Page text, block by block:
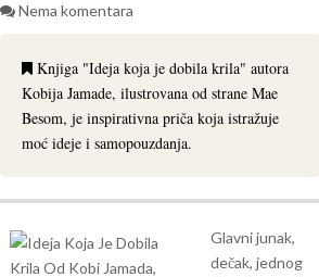
Nema komentara
Knjiga "Ideja koja je dobila krila" autora
Kobija Jamade, ilustrovana od strane Mae
Besom, je inspirativna priča koja istražuje
moć ideje i samopouzdanja.
Glavni junak,
dečak, jednog